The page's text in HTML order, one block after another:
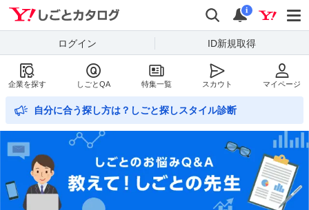
Yahoo!しごとカタログ
検索
通知
i
ログイン ID新規取得
企業を探す しごとQA 特集一覧 スカウト マイページ
自分に合う探し方は？しごと探しスタイル診断